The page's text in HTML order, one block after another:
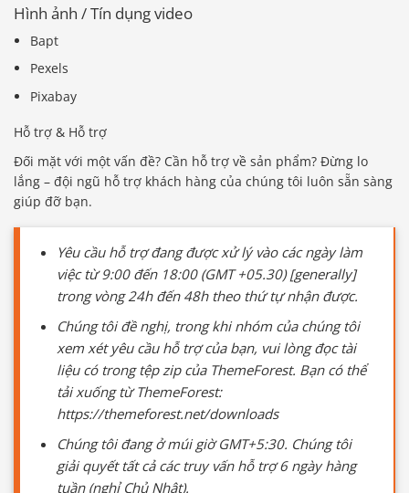
Hình ảnh / Tín dụng video
Bapt
Pexels
Pixabay
Hỗ trợ & Hỗ trợ
Đối mặt với một vấn đề? Cần hỗ trợ về sản phẩm? Đừng lo
lắng – đội ngũ hỗ trợ khách hàng của chúng tôi luôn sẵn sàng
giúp đỡ bạn.
Yêu cầu hỗ trợ đang được xử lý vào các ngày làm
việc từ 9:00 đến 18:00 (GMT +05.30) [generally]
trong vòng 24h đến 48h theo thứ tự nhận được.
Chúng tôi đề nghị, trong khi nhóm của chúng tôi
xem xét yêu cầu hỗ trợ của bạn, vui lòng đọc tài
liệu có trong tệp zip của ThemeForest. Bạn có thể
tải xuống từ ThemeForest:
https://themeforest.net/downloads
Chúng tôi đang ở múi giờ GMT+5:30. Chúng tôi
giải quyết tất cả các truy vấn hỗ trợ 6 ngày hàng
tuần (nghỉ Chủ Nhật).